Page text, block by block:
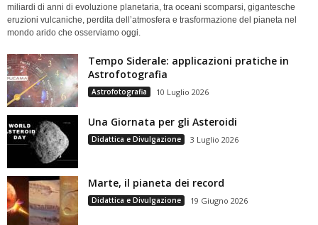
miliardi di anni di evoluzione planetaria, tra oceani scomparsi, gigantesche
eruzioni vulcaniche, perdita dell’atmosfera e trasformazione del pianeta nel
mondo arido che osserviamo oggi.
Tempo Siderale: applicazioni pratiche in
Astrofotografia
Astrofotografia 10 Luglio 2026
Una Giornata per gli Asteroidi
Didattica e Divulgazione 3 Luglio 2026
Marte, il pianeta dei record
Didattica e Divulgazione 19 Giugno 2026